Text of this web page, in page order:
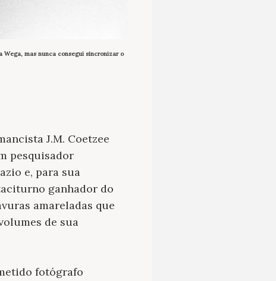
Wega, mas nunca consegui sincronizar o
J.M. Coetzee
pesquisador
e, para sua
ganhador do
amareladas que
de sua
fotógrafo